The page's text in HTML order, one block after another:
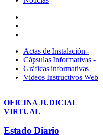
Actas de Instalación -
Cápsulas Informativas -
Gráficas informativas
Videos Instructivos Web
OFICINA JUDICIAL
VIRTUAL
Estado Diario